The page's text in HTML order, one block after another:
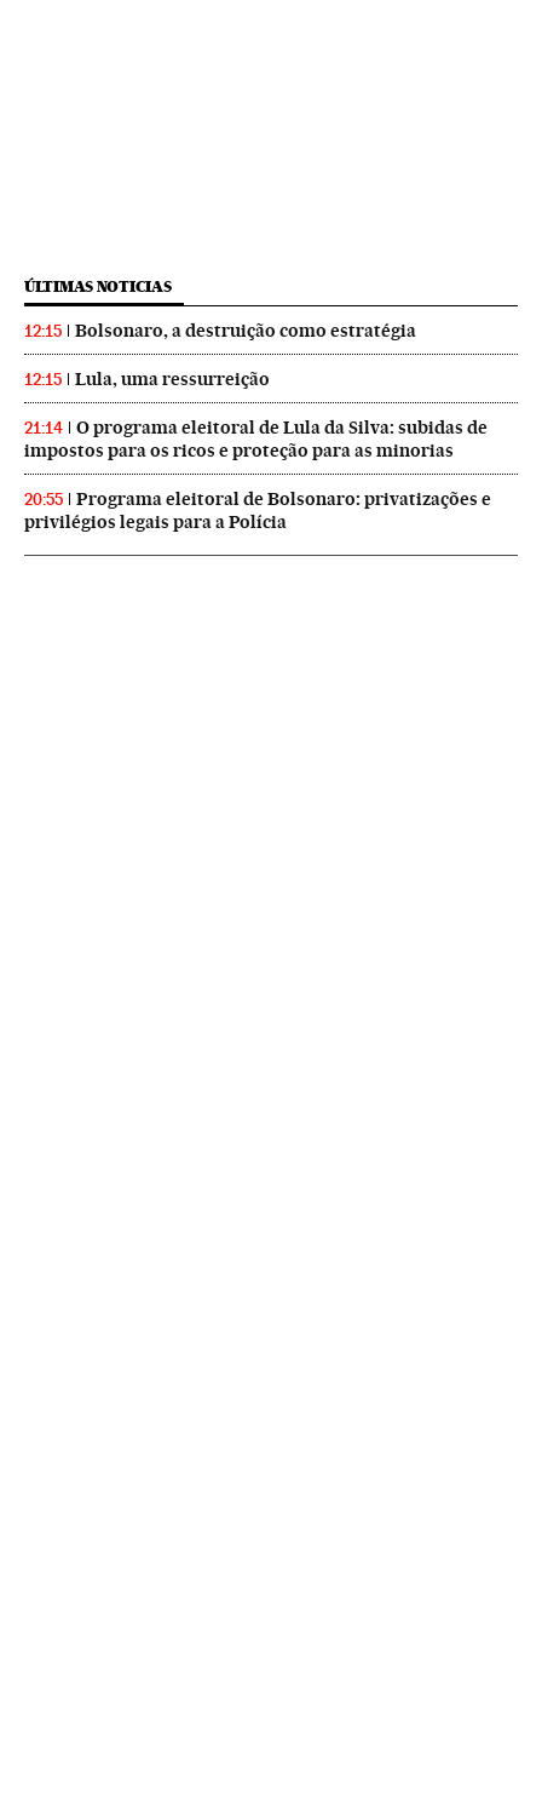
ÚLTIMAS NOTICIAS
12:15 Bolsonaro, a destruição como estratégia
12:15 Lula, uma ressurreição
21:14
O programa eleitoral de Lula da Silva: subidas de
impostos para os ricos e proteção para as minorias
20:55
Programa eleitoral de Bolsonaro: privatizações e
privilégios legais para a Polícia